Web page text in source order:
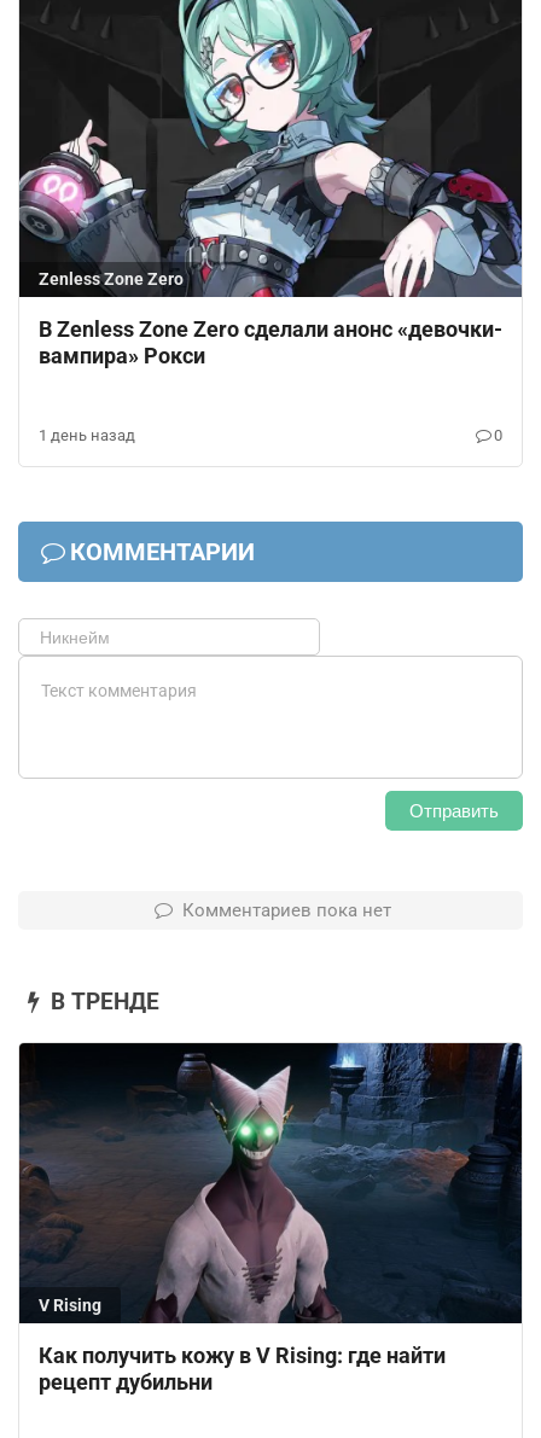
Zenless Zone Zero
В Zenless Zone Zero сделали анонс «девочки-
вампира» Рокси
1 день назад 0
КОММЕНТАРИИ
Отправить
Комментариев пока нет
В ТРЕНДЕ
V Rising
Как получить кожу в V Rising: где найти
рецепт дубильни